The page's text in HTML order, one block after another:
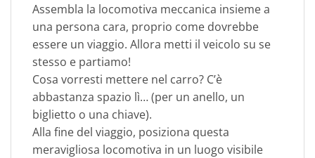
Assembla la locomotiva meccanica insieme a
una persona cara, proprio come dovrebbe
essere un viaggio. Allora metti il ​​veicolo su se
stesso e partiamo!
Cosa vorresti mettere nel carro? C’è
abbastanza spazio lì… (per un anello, un
biglietto o una chiave).
Alla fine del viaggio, posiziona questa
meravigliosa locomotiva in un luogo visibile